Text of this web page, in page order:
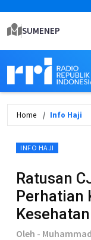
SUMENEP
Home Info Haji
INFO HAJI
Ratusan
Perhatian
Kesehatan
Oleh -